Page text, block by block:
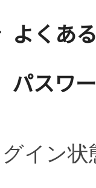
よくあ
パスワ
グイン